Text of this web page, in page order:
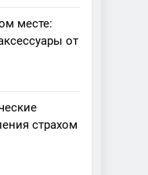
месте:
от
страхом